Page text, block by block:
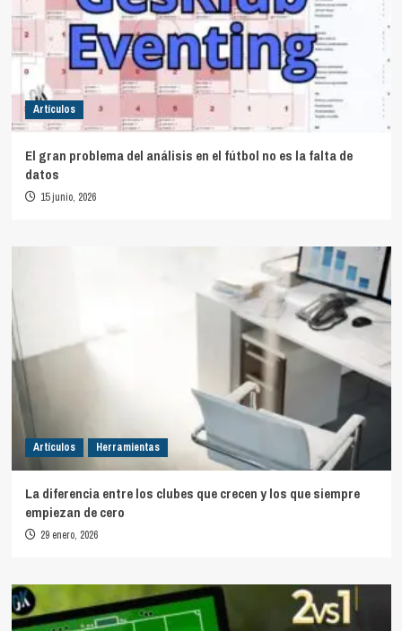
Artículos
El gran problema del análisis en el fútbol no es la falta de
datos
15 junio, 2026
Artículos Herramientas
La diferencia entre los clubes que crecen y los que siempre
empiezan de cero
29 enero, 2026